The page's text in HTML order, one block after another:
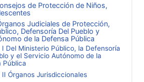
de Protección de Niños,
Judiciales de Protección,
Defensoría Del Pueblo y
de la Defensa Pública
I Del Ministerio Público, la Defensoría
y el Servicio Autónomo de la
Pública
II Órganos Jurisdiccionales